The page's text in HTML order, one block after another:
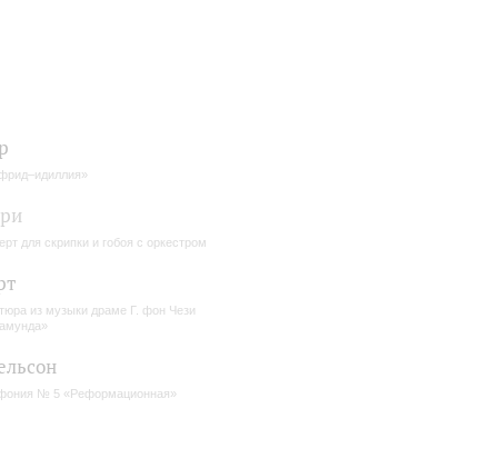
для скрипки и гобоя с оркестром
из музыки драме Г. фон Чези
№ 5 «Реформационная»